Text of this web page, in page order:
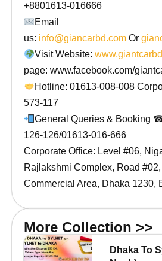
+8801613-016666
Email
us: info@giancarbd.com Or
Visit Website:
page: www.facebook.com/
Hotline: 01613-008-008
573-117
General Queries & Booking
126-126/01613-016-666
Corporate Office: Level #06,
Rajlakshmi Complex, Road
Commercial Area, Dhaka 1230,
More Collection >>
Dhaka To